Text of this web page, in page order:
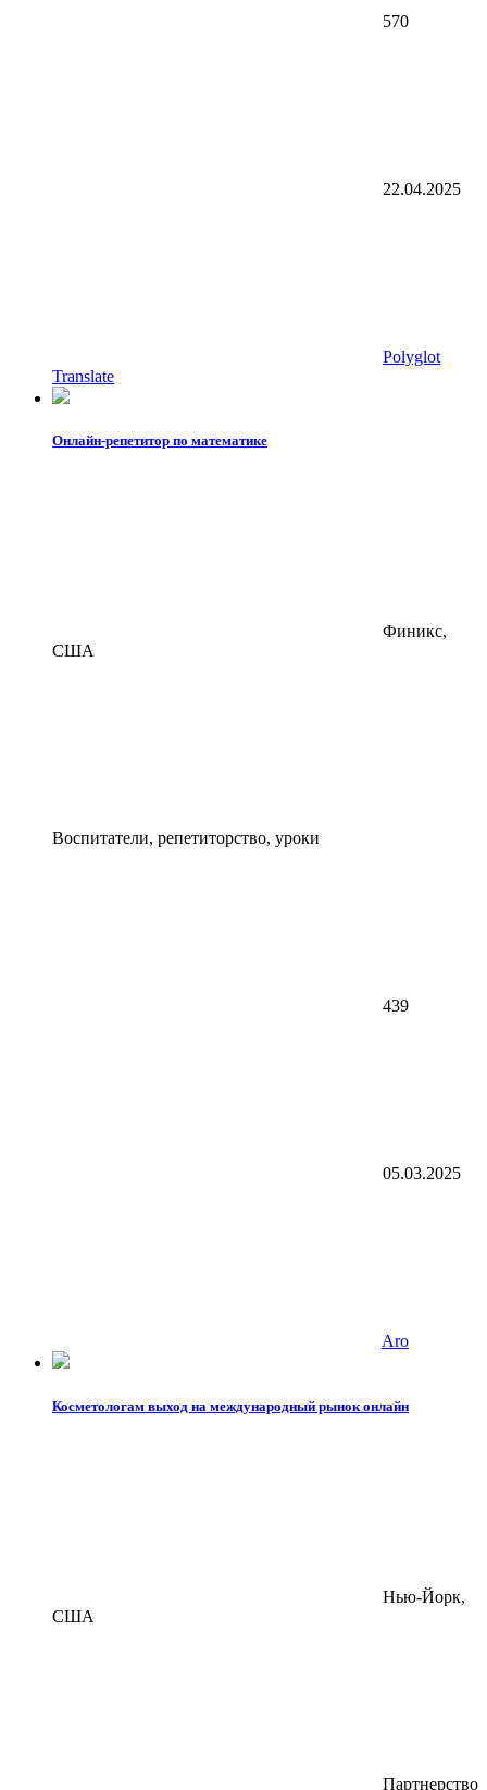
570
22.04.2025
Polyglot
Translate
Онлайн-репетитор по математике
Финикс,
США
Воспитатели, репетиторство, уроки
439
05.03.2025
Aro
Косметологам выход на международный рынок онлайн
Нью-Йорк,
США
Партнерство